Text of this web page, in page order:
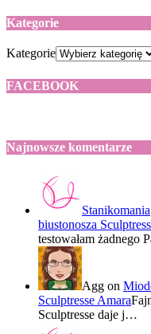
Kategorie
Kategorie
FACEBOOK
Najnowsze komentarze
Stanikomania
biustonosza
testowałam żadnego
Agg on
Sculptresse Amara
Sculptresse daje j…